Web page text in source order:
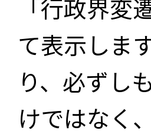
「行政界
て表示しま
り、必ずし
けではなく